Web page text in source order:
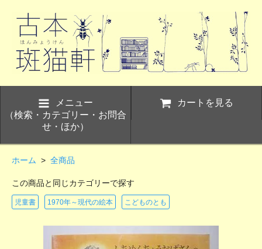
メニュー
（検索・カテゴリー・お問合
せ・ほか）
カートを見る
ホーム > 全商品
この商品と同じカテゴリーで探す
児童書 1970年～現代の絵本 こどものとも